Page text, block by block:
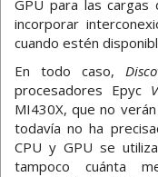
GPU para las
incorporar
cuando estén
En todo caso,
procesadores Epyc
MI430X, que no
todavía no ha
CPU y GPU se
tampoco cuánta